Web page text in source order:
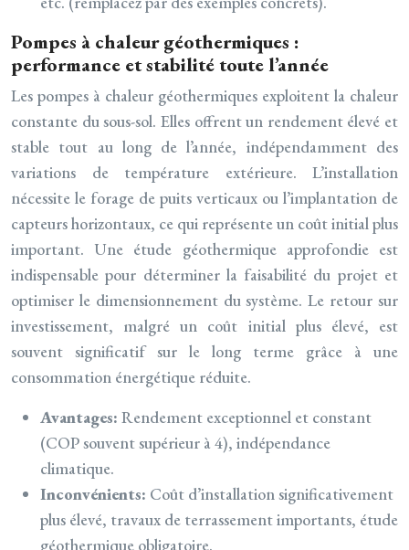
Pompes à chaleur géothermiques :
performance et stabilité toute l’année
Les pompes à chaleur géothermiques exploitent la chaleur
constante du sous-sol. Elles offrent un rendement élevé et
stable tout au long de l’année, indépendamment des
variations de température extérieure. L’installation
nécessite le forage de puits verticaux ou l’implantation de
capteurs horizontaux, ce qui représente un coût initial plus
important. Une étude géothermique approfondie est
indispensable pour déterminer la faisabilité du projet et
optimiser le dimensionnement du système. Le retour sur
investissement, malgré un coût initial plus élevé, est
souvent significatif sur le long terme grâce à une
consommation énergétique réduite.
Avantages: Rendement exceptionnel et constant
(COP souvent supérieur à 4), indépendance
climatique.
Inconvénients: Coût d’installation significativement
plus élevé, travaux de terrassement importants, étude
géothermique obligatoire.